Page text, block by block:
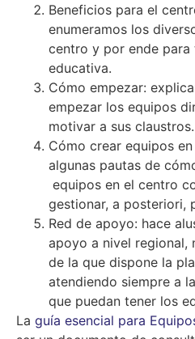
Beneficios para el
enumeramos los
centro y por ende
educativa.
Cómo empezar:
empezar los equipos
motivar a sus claustros.
Cómo crear equipos
algunas pautas de
equipos en el centro
gestionar, a posteriori,
Red de apoyo: hace
apoyo a nivel regional,
de la que dispone la
atendiendo siempre a
que puedan tener los
La guía esencial para